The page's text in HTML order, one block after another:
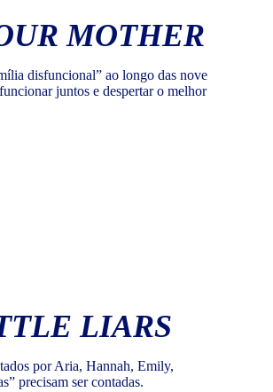
MOTHER
disfuncional” ao longo das nove
juntos e despertar o melhor
LIARS
por Aria, Hannah, Emily,
precisam ser contadas.